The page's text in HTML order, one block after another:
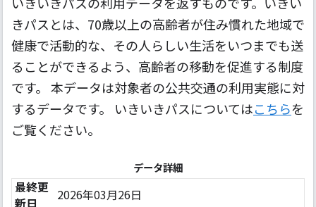
きパスとは、70歳以上の高齢者が住み慣れた地域で
健康で活動的な、その人らしい生活をいつまでも送
ることができるよう、高齢者の移動を促進する制度
です。 本データは対象者の公共交通の利用実態に対
するデータです。 いきいきパスについてはこちらを
ご覧ください。
データ詳細
最終更
新日
2026年03月26日